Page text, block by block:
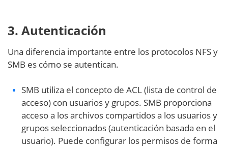
3. Autenticación
Una diferencia importante entre los protocolos NFS y
SMB es cómo se autentican.
SMB utiliza el concepto de ACL (lista de control de
acceso) con usuarios y grupos. SMB proporciona
acceso a los archivos compartidos a los usuarios y
grupos seleccionados (autenticación basada en el
usuario). Puede configurar los permisos de forma